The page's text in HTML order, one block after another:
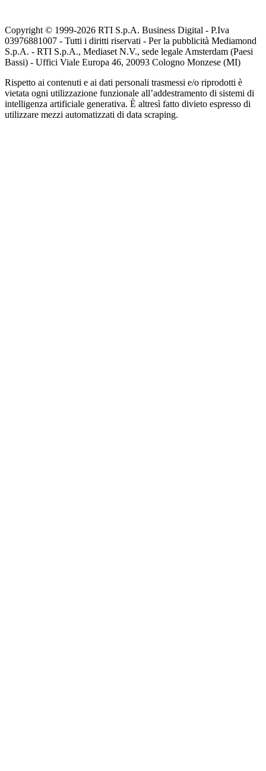
Copyright © 1999-2026 RTI S.p.A. Business Digital - P.Iva
03976881007 - Tutti i diritti riservati - Per la pubblicità Mediamond
S.p.A. - RTI S.p.A., Mediaset N.V., sede legale Amsterdam (Paesi
Bassi) - Uffici Viale Europa 46, 20093 Cologno Monzese (MI)
Rispetto ai contenuti e ai dati personali trasmessi e/o riprodotti è
vietata ogni utilizzazione funzionale all’addestramento di sistemi di
intelligenza artificiale generativa. È altresì fatto divieto espresso di
utilizzare mezzi automatizzati di data scraping.